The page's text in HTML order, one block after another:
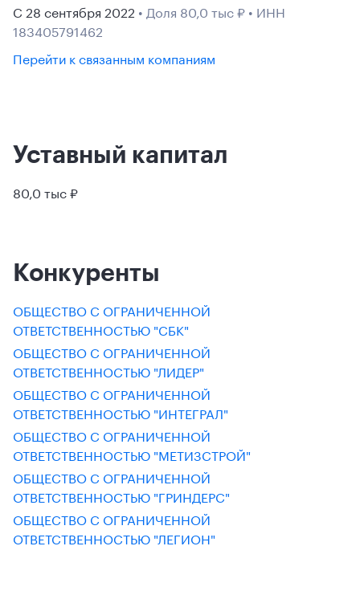
С 28 сентября 2022 • Доля 80,0 тыс ₽ • ИНН
183405791462
Перейти к связанным компаниям
Уставный капитал
80,0 тыс ₽
Конкуренты
ОБЩЕСТВО С ОГРАНИЧЕННОЙ
ОТВЕТСТВЕННОСТЬЮ "СБК"
ОБЩЕСТВО С ОГРАНИЧЕННОЙ
ОТВЕТСТВЕННОСТЬЮ "ЛИДЕР"
ОБЩЕСТВО С ОГРАНИЧЕННОЙ
ОТВЕТСТВЕННОСТЬЮ "ИНТЕГРАЛ"
ОБЩЕСТВО С ОГРАНИЧЕННОЙ
ОТВЕТСТВЕННОСТЬЮ "МЕТИЗСТРОЙ"
ОБЩЕСТВО С ОГРАНИЧЕННОЙ
ОТВЕТСТВЕННОСТЬЮ "ГРИНДЕРС"
ОБЩЕСТВО С ОГРАНИЧЕННОЙ
ОТВЕТСТВЕННОСТЬЮ "ЛЕГИОН"